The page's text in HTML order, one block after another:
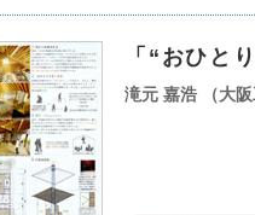
「“おひと
滝元 嘉浩 （大